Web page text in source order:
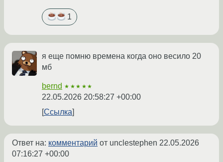
1
я еще помню времена когда оно весило 20
мб
bernd ★★★★★
22.05.2026 20:58:27 +00:00
Ссылка
Ответ на: комментарий от unclestephen 22.05.2026
07:16:27 +00:00